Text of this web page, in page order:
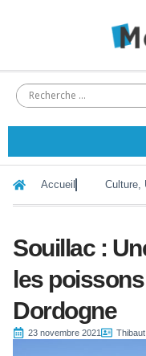
Accueil Culture,
Souillac :
les
Dordogne
23 novembre 2021